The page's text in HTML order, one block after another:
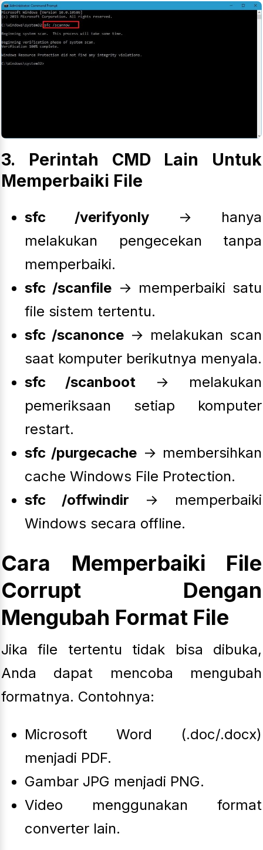
3. Perintah CMD Lain Untuk
Memperbaiki File
sfc /verifyonly → hanya
melakukan pengecekan tanpa
memperbaiki.
sfc /scanfile→ memperbaiki satu
file sistem tertentu.
sfc /scanonce → melakukan scan
saat komputer berikutnya menyala.
sfc /scanboot → melakukan
pemeriksaan setiap komputer
restart.
sfc /purgecache → membersihkan
cache Windows File Protection.
sfc /offwindir → memperbaiki
Windows secara offline.
Cara Memperbaiki File
Corrupt Dengan
Mengubah Format File
Jika file tertentu tidak bisa dibuka,
Anda dapat mencoba mengubah
formatnya. Contohnya:
Microsoft Word (.doc/.docx)
menjadi PDF.
Gambar JPG menjadi PNG.
Video menggunakan format
converter lain.